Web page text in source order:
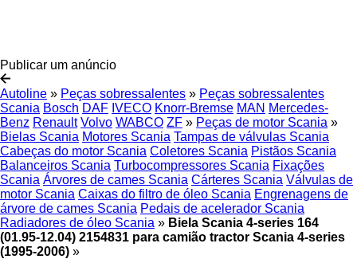
Publicar um anúncio
Autoline » Peças sobressalentes » Peças sobressalentes
Scania Bosch DAF IVECO Knorr-Bremse MAN Mercedes-
Benz Renault Volvo WABCO ZF » Peças de motor Scania »
Bielas Scania Motores Scania Tampas de válvulas Scania
Cabeças do motor Scania Coletores Scania Pistãos Scania
Balanceiros Scania Turbocompressores Scania Fixações
Scania Árvores de cames Scania Cárteres Scania Válvulas de
motor Scania Caixas do filtro de óleo Scania Engrenagens de
árvore de cames Scania Pedais de acelerador Scania
Radiadores de óleo Scania » Biela Scania 4-series 164
(01.95-12.04) 2154831 para camião tractor Scania 4-series
(1995-2006) »